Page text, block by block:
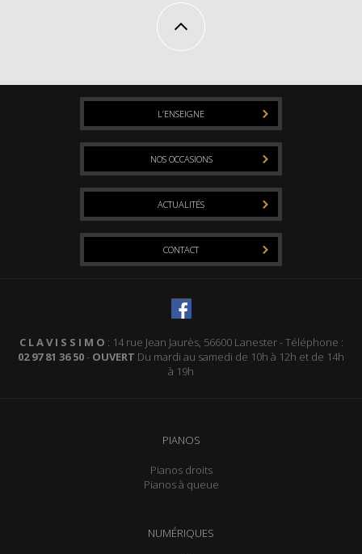
L’ENSEIGNE
NOS OCCASIONS
ACTUALITÉS
CONTACT
C L A V I S S I M O : 14 rue Jean Jaurès, 56600 Lanester - Téléphone :
02 97 81 36 50- OUVERT Du mardi au samedi de 10h à 12h et de 14h
à 19h
PIANOS
Pianos droits
Pianos à queue
NUMÉRIQUES